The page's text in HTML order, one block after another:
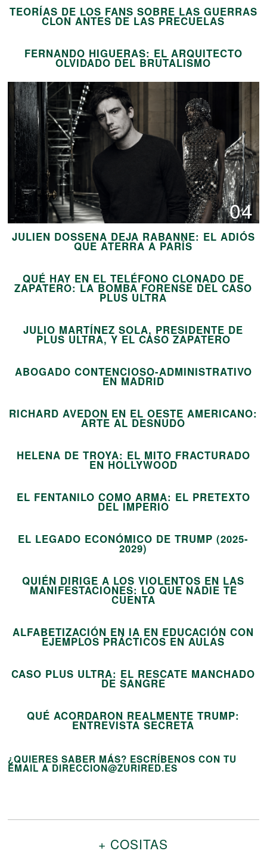
TEORÍAS DE LOS FANS SOBRE LAS GUERRAS
CLON ANTES DE LAS PRECUELAS
FERNANDO HIGUERAS: EL ARQUITECTO
OLVIDADO DEL BRUTALISMO
04
JULIEN DOSSENA DEJA RABANNE: EL ADIÓS
QUE ATERRA A PARÍS
QUÉ HAY EN EL TELÉFONO CLONADO DE
ZAPATERO: LA BOMBA FORENSE DEL CASO
PLUS ULTRA
JULIO MARTÍNEZ SOLA, PRESIDENTE DE
PLUS ULTRA, Y EL CASO ZAPATERO07
ABOGADO CONTENCIOSO-ADMINISTRATIVO
EN MADRID
RICHARD AVEDON EN EL OESTE AMERICANO:
ARTE AL DESNUDO
HELENA DE TROYA: EL MITO FRACTURADO
EN HOLLYWOOD
EL FENTANILO COMO ARMA: EL PRETEXTO
DEL IMPERIO
EL LEGADO ECONÓMICO DE TRUMP (2025-
2029)
QUIÉN DIRIGE A LOS VIOLENTOS EN LAS
MANIFESTACIONES: LO QUE NADIE TE
CUENTA
ALFABETIZACIÓN EN IA EN EDUCACIÓN CON
EJEMPLOS PRÁCTICOS EN AULAS
CASO PLUS ULTRA: EL RESCATE MANCHADO
DE SANGRE
QUÉ ACORDARON REALMENTE TRUMP:
ENTREVISTA SECRETA
¿QUIERES SABER MÁS? ESCRÍBENOS CON TU
EMAIL A DIRECCION@ZURIRED.ES
+ COSITAS